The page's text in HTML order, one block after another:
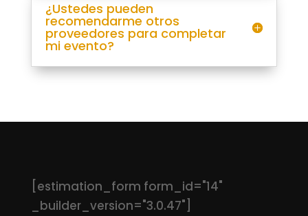
¿Ustedes pueden
recomendarme otros
proveedores para completar
mi evento?
[estimation_form form_id="14"
_builder_version="3.0.47"]